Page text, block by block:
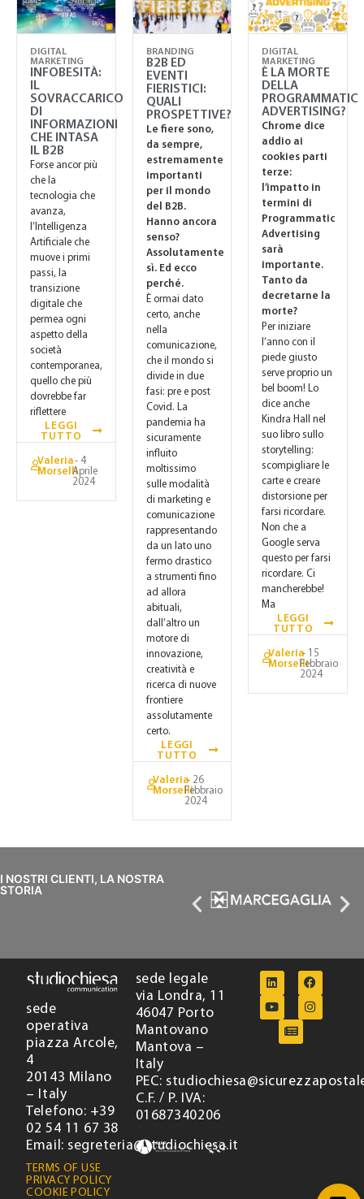
DIGITAL
MARKETING
INFOBESITÀ:
IL
SOVRACCARICO
DI
INFORMAZIONI
CHE INTASA
IL B2B
Forse ancor più
che la
tecnologia che
avanza,
l’Intelligenza
Artificiale che
muove i primi
passi, la
transizione
digitale che
permea ogni
aspetto della
società
contemporanea,
quello che più
dovrebbe far
riflettere
LEGGI
TUTTO
Valeria
Morselli
- 4
Aprile
2024
BRANDING
B2B ED
EVENTI
FIERISTICI:
QUALI
PROSPETTIVE?
Le fiere sono,
da sempre,
estremamente
importanti
per il mondo
del B2B.
Hanno ancora
senso?
Assolutamente
sì. Ed ecco
perché.
È ormai dato
certo, anche
nella
comunicazione,
che il mondo si
divide in due
fasi: pre e post
Covid. La
pandemia ha
sicuramente
influito
moltissimo
sulle modalità
di marketing e
comunicazione
rappresentando
da un lato uno
fermo drastico
a strumenti fino
ad allora
abituali,
dall’altro un
motore di
innovazione,
creatività e
ricerca di nuove
frontiere
assolutamente
certo.
LEGGI
TUTTO
Valeria
Morselli
- 26
Febbraio
2024
DIGITAL
MARKETING
È LA MORTE
DELLA
PROGRAMMATIC
ADVERTISING?
Chrome dice
addio ai
cookies parti
terze:
l’impatto in
termini di
Programmatic
Advertising
sarà
importante.
Tanto da
decretarne la
morte?
Per iniziare
l’anno con il
piede giusto
serve proprio un
bel boom! Lo
dice anche
Kindra Hall nel
suo libro sullo
storytelling:
scompigliare le
carte e creare
distorsione per
farsi ricordare.
Non che a
Google serva
questo per farsi
ricordare. Ci
mancherebbe!
Ma
LEGGI
TUTTO
Valeria
Morselli
- 15
Febbraio
2024
I NOSTRI CLIENTI, LA NOSTRA
STORIA
sede
operativa
piazza Arcole,
4
20143 Milano
– Italy
Telefono: +39
02 54 11 67 38
Email: segreteria@studiochiesa.it
TERMS OF USE
PRIVACY POLICY
COOKIE POLICY
sede legale
via Londra, 11
46047 Porto
Mantovano
Mantova –
Italy
PEC:
C.F. / P. IVA:
01687340206